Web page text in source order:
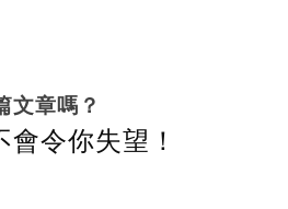
文章嗎？
令你失望！